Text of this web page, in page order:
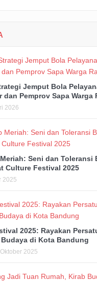
Jemput Bola
dan Pemprov Sapa Warga
2026
Seni dan Toleransi
Culture Festival 2025
2025
2025: Rayakan
Budaya di Kota Bandung
2025